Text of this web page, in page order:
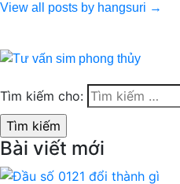
View all posts by hangsuri →
Tìm kiếm cho:
Bài viết mới